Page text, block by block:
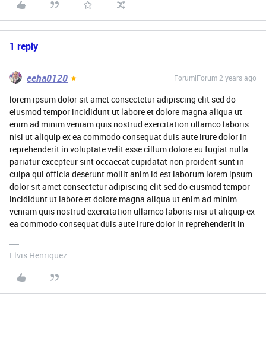
1 reply
eeha0120 Forum|Forum|2 years ago
lorem ipsum dolor sit amet consectetur adipiscing elit sed do
eiusmod tempor incididunt ut labore et dolore magna aliqua ut
enim ad minim veniam quis nostrud exercitation ullamco laboris
nisi ut aliquip ex ea commodo consequat duis aute irure dolor in
reprehenderit in voluptate velit esse cillum dolore eu fugiat nulla
pariatur excepteur sint occaecat cupidatat non proident sunt in
culpa qui officia deserunt mollit anim id est laborum lorem ipsum
dolor sit amet consectetur adipiscing elit sed do eiusmod tempor
incididunt ut labore et dolore magna aliqua ut enim ad minim
veniam quis nostrud exercitation ullamco laboris nisi ut aliquip ex
ea commodo consequat duis aute irure dolor in reprehenderit in
Elvis Henriquez